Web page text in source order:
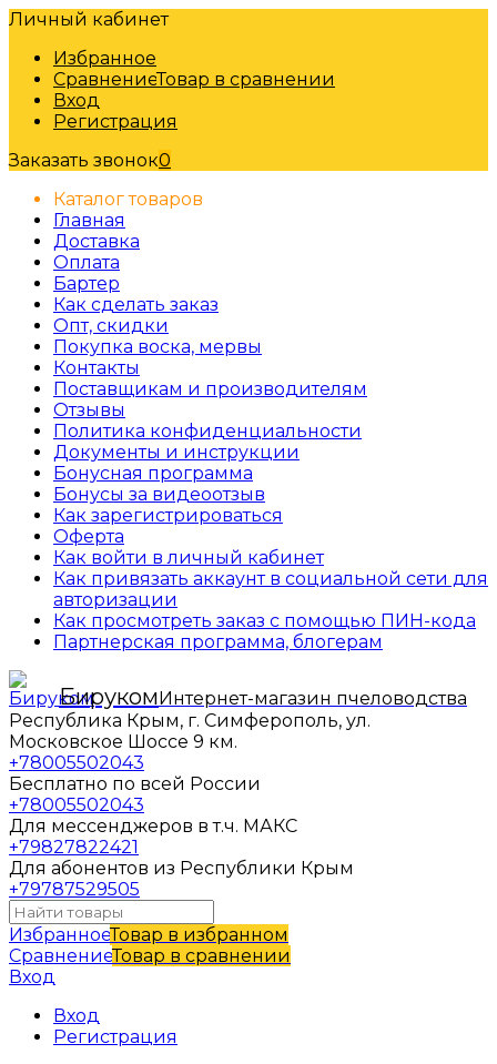
Личный кабинет
Избранное
СравнениеТовар в сравнении
Вход
Регистрация
Заказать звонок0
Каталог товаров
Главная
Доставка
Оплата
Бартер
Как сделать заказ
Опт, скидки
Покупка воска, мервы
Контакты
Поставщикам и производителям
Отзывы
Политика конфиденциальности
Документы и инструкции
Бонусная программа
Бонусы за видеоотзыв
Как зарегистрироваться
Оферта
Как войти в личный кабинет
Как привязать аккаунт в социальной сети для
авторизации
Как просмотреть заказ с помощью ПИН-кода
Партнерская программа, блогерам
БирукомИнтернет-магазин пчеловодства
Республика Крым, г. Симферополь, ул.
Московское Шоссе 9 км.
+78005502043
Бесплатно по всей России
+78005502043
Для мессенджеров в т.ч. МАКС
+79827822421
Для абонентов из Республики Крым
+79787529505
ИзбранноеТовар в избранном
СравнениеТовар в сравнении
Вход
Вход
Регистрация